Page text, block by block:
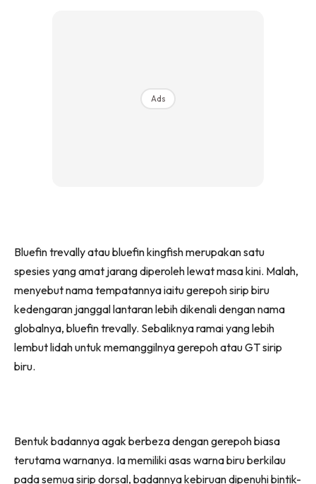
Ads
Bluefin trevally atau bluefin kingfish merupakan satu
spesies yang amat jarang diperoleh lewat masa kini. Malah,
menyebut nama tempatannya iaitu gerepoh sirip biru
kedengaran janggal lantaran lebih dikenali dengan nama
globalnya, bluefin trevally. Sebaliknya ramai yang lebih
lembut lidah untuk memanggilnya gerepoh atau GT sirip
biru.
Bentuk badannya agak berbeza dengan gerepoh biasa
terutama warnanya. Ia memiliki asas warna biru berkilau
pada semua sirip dorsal, badannya kebiruan dipenuhi bintik-